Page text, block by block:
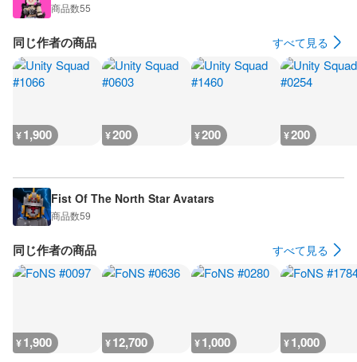
商品数55
同じ作者の商品 すべて見る
¥1,900 ¥200 ¥200 ¥200
Fist Of The North Star Avatars
商品数59
同じ作者の商品 すべて見る
¥1,900 ¥12,700 ¥1,000 ¥1,000